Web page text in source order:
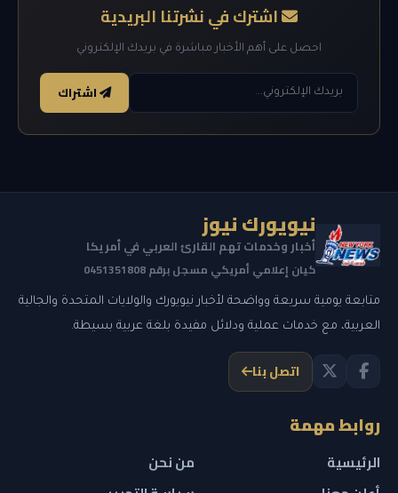
اشترك في نشرتنا البريدية
احصل على أهم الأخبار مباشرة في بريدك الإلكتروني
اشتراك
نيويورك نيوز
أخبار وخدمات تهم القارئ العربي في أمريكا
كيان إعلامي أمريكي مسجل برقم 0451351808
متابعة يومية سريعة وواضحة لأخبار نيويورك والولايات المتحدة والجالية
العربية، مع خدمات عملية ودلائل مفيدة بلغة عربية بسيطة.
اتصل بنا
روابط مهمة
الرئيسية
من نحن